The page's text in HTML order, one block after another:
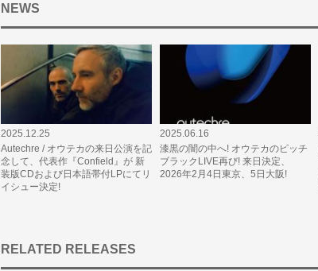
NEWS
2025.12.25
Autechre / オウテカの来日公演を記
念して、代表作『Confield』が 新
装版CDおよび日本語帯付LPにてリ
イシュー決定!
2025.06.16
漆黒の闇の中へ! オウテカのピッチ
ブラックLIVE再び! 来日決定、
2026年2月4日東京、5日大阪!
RELATED RELEASES